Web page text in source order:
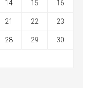
14 15 16
21 22 23
28 29 30